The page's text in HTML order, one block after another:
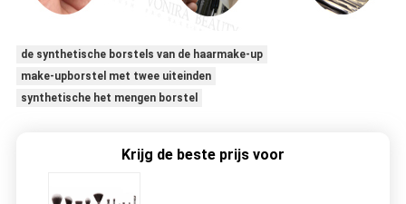
de synthetische borstels van de haarmake-up
make-upborstel met twee uiteinden
synthetische het mengen borstel
Krijg de beste prijs voor